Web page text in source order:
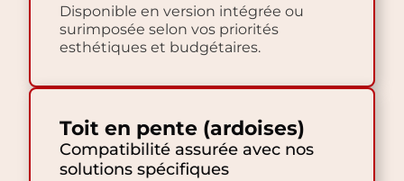
Disponible en version intégrée ou
surimposée selon vos priorités
esthétiques et budgétaires.
Toit en pente (ardoises)
Compatibilité assurée avec nos
solutions spécifiques